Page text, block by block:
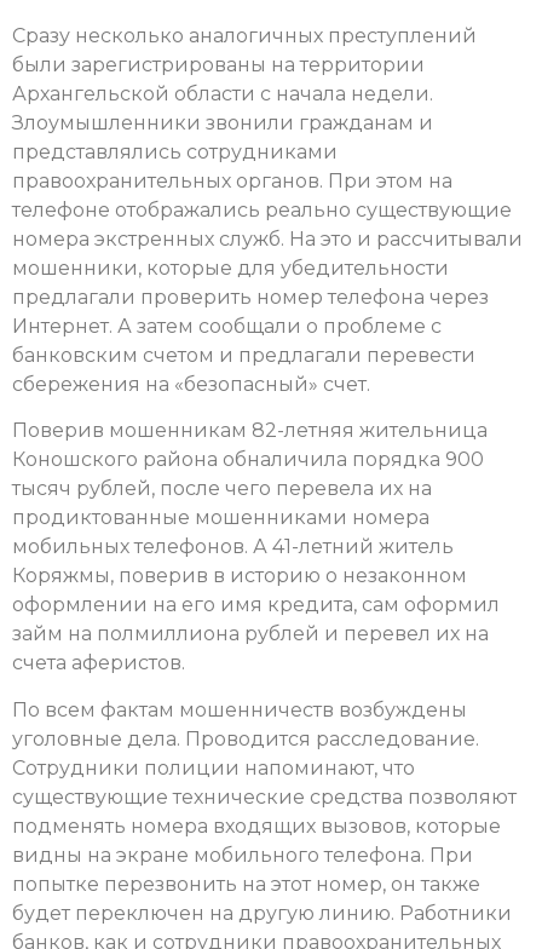
Сразу несколько аналогичных преступлений
были зарегистрированы на территории
Архангельской области с начала недели.
Злоумышленники звонили гражданам и
представлялись сотрудниками
правоохранительных органов. При этом на
телефоне отображались реально существующие
номера экстренных служб. На это и рассчитывали
мошенники, которые для убедительности
предлагали проверить номер телефона через
Интернет. А затем сообщали о проблеме с
банковским счетом и предлагали перевести
сбережения на «безопасный» счет.
Поверив мошенникам 82-летняя жительница
Коношского района обналичила порядка 900
тысяч рублей, после чего перевела их на
продиктованные мошенниками номера
мобильных телефонов. А 41-летний житель
Коряжмы, поверив в историю о незаконном
оформлении на его имя кредита, сам оформил
займ на полмиллиона рублей и перевел их на
счета аферистов.
По всем фактам мошенничеств возбуждены
уголовные дела. Проводится расследование.
Сотрудники полиции напоминают, что
существующие технические средства позволяют
подменять номера входящих вызовов, которые
видны на экране мобильного телефона. При
попытке перезвонить на этот номер, он также
будет переключен на другую линию. Работники
банков, как и сотрудники правоохранительных